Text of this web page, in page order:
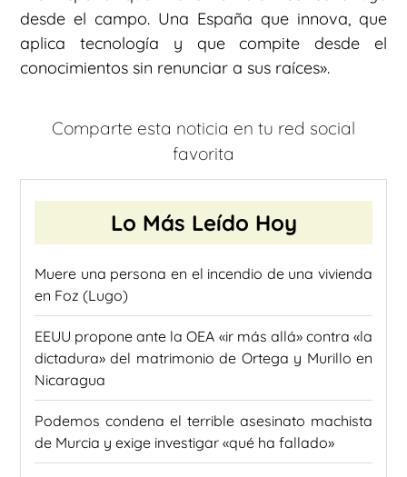
desde el campo. Una España que innova, que
aplica tecnología y que compite desde el
conocimientos sin renunciar a sus raíces».
Comparte esta noticia en tu red social
favorita
Lo Más Leído Hoy
Muere una persona en el incendio de una vivienda
en Foz (Lugo)
EEUU propone ante la OEA «ir más allá» contra «la
dictadura» del matrimonio de Ortega y Murillo en
Nicaragua
Podemos condena el terrible asesinato machista
de Murcia y exige investigar «qué ha fallado»